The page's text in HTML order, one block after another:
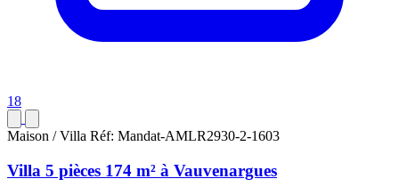
18
Maison / Villa Réf: Mandat-AMLR2930-2-1603
Villa 5 pièces 174 m² à Vauvenargues